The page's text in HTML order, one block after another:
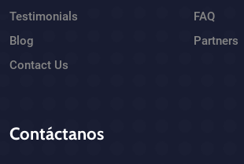
Testimonials
Blog
Contact Us
FAQ
Partners
Contáctanos